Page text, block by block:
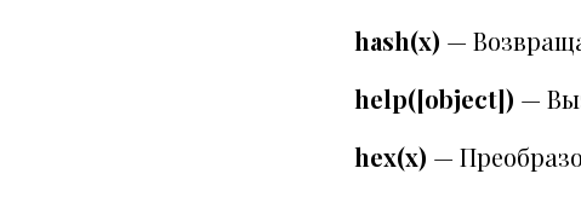
hash(x) —
help([object]) —
hex(х) —